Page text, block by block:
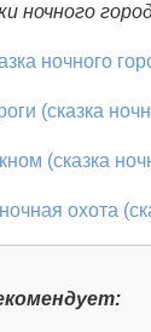
ночного
ночного
(сказка
(сказка
охота